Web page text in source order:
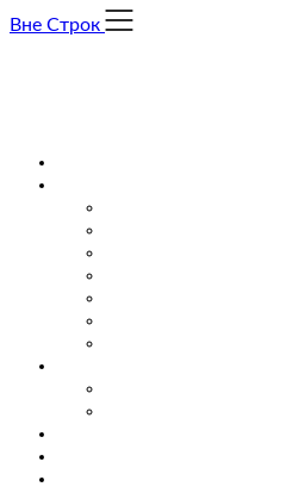
Skip
Вне Строк